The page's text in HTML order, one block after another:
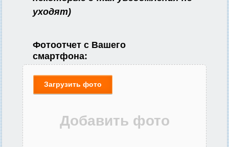
уходят)
Фотоотчет с Вашего
смартфона:
Загрузить фото